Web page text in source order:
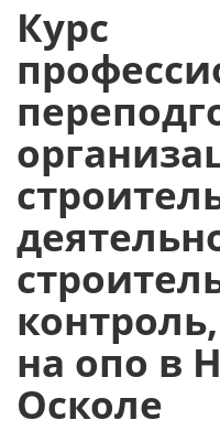
Курс
на опо в
Осколе